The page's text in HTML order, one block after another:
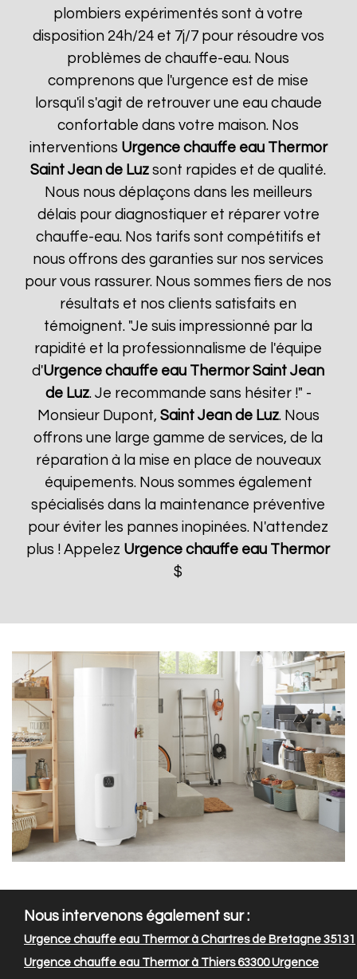
plombiers expérimentés sont à votre
disposition 24h/24 et 7j/7 pour résoudre vos
problèmes de chauffe-eau. Nous
comprenons que l'urgence est de mise
lorsqu'il s'agit de retrouver une eau chaude
confortable dans votre maison. Nos
interventions Urgence chauffe eau Thermor
Saint Jean de Luz sont rapides et de qualité.
Nous nous déplaçons dans les meilleurs
délais pour diagnostiquer et réparer votre
chauffe-eau. Nos tarifs sont compétitifs et
nous offrons des garanties sur nos services
pour vous rassurer. Nous sommes fiers de nos
résultats et nos clients satisfaits en
témoignent. "Je suis impressionné par la
rapidité et la professionnalisme de l'équipe
d'Urgence chauffe eau Thermor Saint Jean
de Luz. Je recommande sans hésiter !" -
Monsieur Dupont, Saint Jean de Luz. Nous
offrons une large gamme de services, de la
réparation à la mise en place de nouveaux
équipements. Nous sommes également
spécialisés dans la maintenance préventive
pour éviter les pannes inopinées. N'attendez
plus ! Appelez Urgence chauffe eau Thermor
$
Nous intervenons également sur :
Urgence chauffe eau Thermor à Chartres de Bretagne 35131
Urgence chauffe eau Thermor à Thiers 63300Urgence